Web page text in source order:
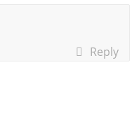
Reply